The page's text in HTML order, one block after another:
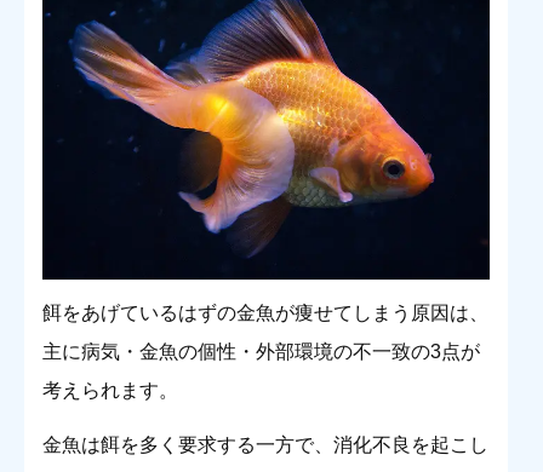
餌をあげているはずの金魚が痩せてしまう原因は、
主に病気・金魚の個性・外部環境の不一致の3点が
考えられます。
金魚は餌を多く要求する一方で、消化不良を起こし